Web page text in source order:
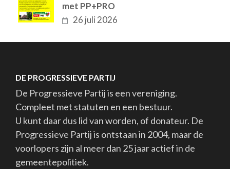
met PP+PRO
26 juli 2026
DE PROGRESSIEVE PARTIJ
De Progressieve Partij is een vereniging.
Compleet met statuten en een bestuur.
U kunt daar dus lid van worden, of donateur. De
Progressieve Partij is ontstaan in 2004, maar de
voorlopers zijn al meer dan 25 jaar actief in de
gemeentepolitiek.